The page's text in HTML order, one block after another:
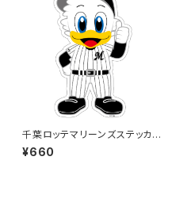
千葉ロッテマリーンズステッカー
13（大）
¥660